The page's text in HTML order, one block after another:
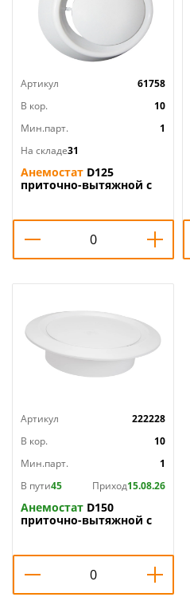
Артикул
61758
В кор.
10
Мин.парт.
1
На складе31
Анемостат D125
приточно-вытяжной с
Артикул
222228
В кор.
10
Мин.парт.
1
В пути45 Приход15.08.26
Анемостат D150
приточно-вытяжной с